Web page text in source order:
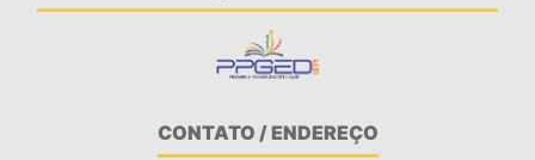
CONTATO / ENDEREÇO